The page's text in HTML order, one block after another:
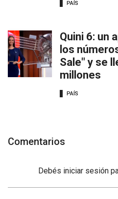
PAÍS
Quini 6: un
los
Sale" y se
millones
PAÍS
Comentarios
Debés iniciar sesión